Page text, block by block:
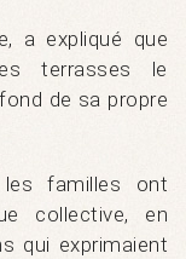
a expliqué que
terrasses le
de sa propre
familles ont
collective, en
qui exprimaient